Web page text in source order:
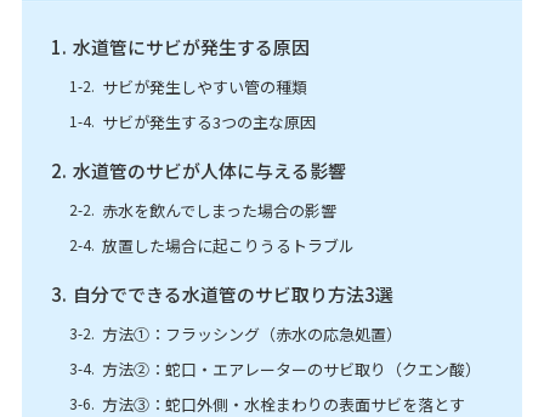
水道管にサビが発生する原因
サビが発生しやすい管の種類
サビが発生する3つの主な原因
水道管のサビが人体に与える影響
赤水を飲んでしまった場合の影響
放置した場合に起こりうるトラブル
自分でできる水道管のサビ取り方法3選
方法①：フラッシング（赤水の応急処置）
方法②：蛇口・エアレーターのサビ取り（クエン酸）
方法③：蛇口外側・水栓まわりの表面サビを落とす